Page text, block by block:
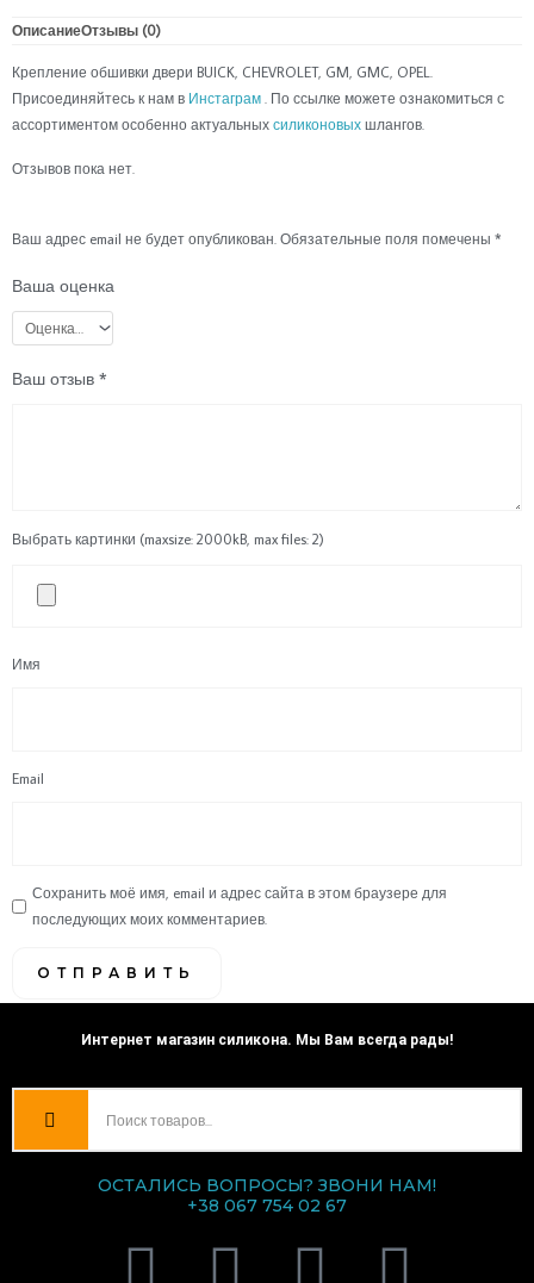
ОписаниеОтзывы (0)
Крепление обшивки двери BUICK, CHEVROLET, GM, GMC, OPEL.
Присоединяйтесь к нам в Инстаграм . По ссылке можете ознакомиться с
ассортиментом особенно актуальных силиконовых шлангов.
Отзывов пока нет.
Ваш адрес email не будет опубликован. Обязательные поля помечены *
Ваша оценка
Ваш отзыв *
Выбрать картинки (maxsize: 2000kB, max files: 2)
Имя
Email
Сохранить моё имя, email и адрес сайта в этом браузере для
последующих моих комментариев.
Интернет магазин силикона. Мы Вам всегда рады!
ОСТАЛИСЬ ВОПРОСЫ? ЗВОНИ НАМ!
+38 067 754 02 67
V T I F